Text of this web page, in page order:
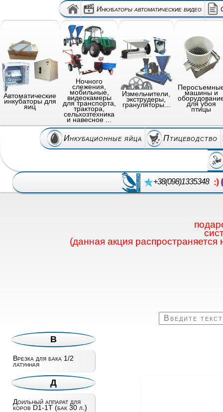
Инкубаторы автоматические видео
Автоматические
инкубаторы для
яиц
Ночного
слежения,
мобильные,
видеокамеры
для транспорта,
трактора,
сельхозтехника
и навесное ...
Измельчители,
экструдеры,
грануляторы...
машины и
для убоя
птицы
Инкубационные яйца Птицеводство
+38(098)1335348
(данная акция
В
Врезка для бака 1/2
латунная
Д
Доильный аппарат для
коров D1-1T (бак 30 л.)